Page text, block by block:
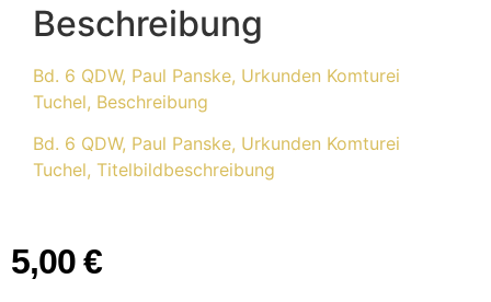
Beschreibung
Bd. 6 QDW, Paul Panske, Urkunden Komturei
Tuchel, Beschreibung
Bd. 6 QDW, Paul Panske, Urkunden Komturei
Tuchel, Titelbildbeschreibung
5,00€